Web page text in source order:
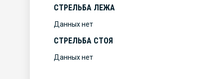
СТРЕЛЬБА ЛЕЖА
Данных нет
СТРЕЛЬБА СТОЯ
Данных нет